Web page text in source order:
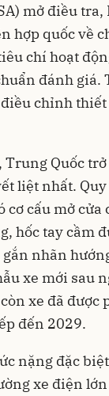
mở điều tra,
hợp quốc về
chí hoạt
đánh giá.
chỉnh
Trung Quốc
liệt nhất.
cơ cấu mở cửa
hốc tay cầm
nhãn
xe mới sau
xe đã được
đến 2029.
nặng đặc
xe điện